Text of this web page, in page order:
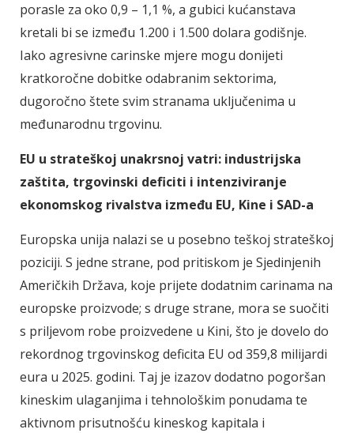
porasle za oko 0,9 – 1,1 %, a gubici kućanstava
kretali bi se između 1.200 i 1.500 dolara godišnje.
Iako agresivne carinske mjere mogu donijeti
kratkoročne dobitke odabranim sektorima,
dugoročno štete svim stranama uključenima u
međunarodnu trgovinu.
EU u strateškoj unakrsnoj vatri: industrijska
zaštita, trgovinski deficiti i intenziviranje
ekonomskog rivalstva između EU, Kine i SAD-a
Europska unija nalazi se u posebno teškoj strateškoj
poziciji. S jedne strane, pod pritiskom je Sjedinjenih
Američkih Država, koje prijete dodatnim carinama na
europske proizvode; s druge strane, mora se suočiti
s priljevom robe proizvedene u Kini, što je dovelo do
rekordnog trgovinskog deficita EU od 359,8 milijardi
eura u 2025. godini. Taj je izazov dodatno pogoršan
kineskim ulaganjima i tehnološkim ponudama te
aktivnom prisutnošću kineskog kapitala i